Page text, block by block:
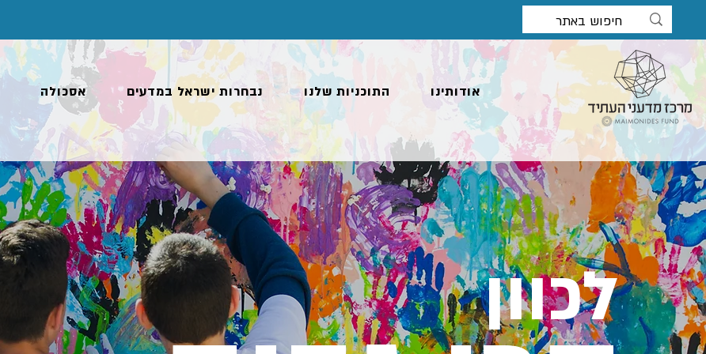
אסכולה נבחרות ישראל במדעים התוכניות שלנו אודותינו
לכוון